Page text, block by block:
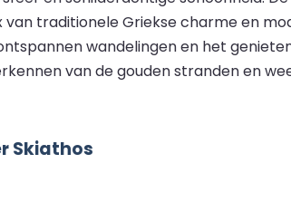
van traditionele Griekse charme en
wandelingen en het
van de gouden stranden en
Skiathos